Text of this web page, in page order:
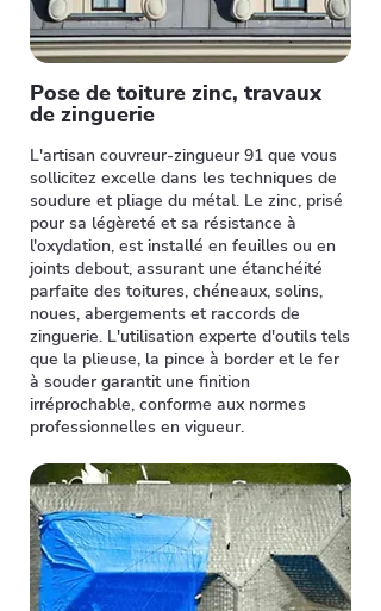
Pose de toiture zinc, travaux
de zinguerie
L'artisan couvreur-zingueur 91 que vous
sollicitez excelle dans les techniques de
soudure et pliage du métal. Le zinc, prisé
pour sa légèreté et sa résistance à
l'oxydation, est installé en feuilles ou en
joints debout, assurant une étanchéité
parfaite des toitures, chéneaux, solins,
noues, abergements et raccords de
zinguerie. L'utilisation experte d'outils tels
que la plieuse, la pince à border et le fer
à souder garantit une finition
irréprochable, conforme aux normes
professionnelles en vigueur.